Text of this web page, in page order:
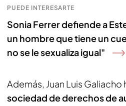
PUEDE INTERESARTE
Sonia Ferrer defiende a
un hombre que tiene un
no se le sexualiza igual"
Además, Juan Luis
sociedad de derechos de